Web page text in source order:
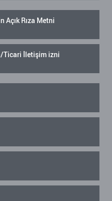
Rıza Metni
Ticari İletişim izni